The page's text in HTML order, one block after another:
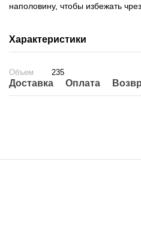
наполовину, чтобы избежать
Характеристики
Объем 235
Доставка Оплата